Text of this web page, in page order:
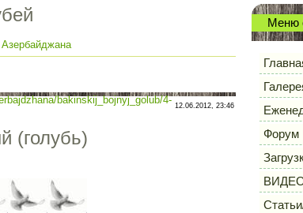
Азербайджана
bakinskij_bojnyj_golub/4- 12.06.2012, 23:46
(голубь)
Меню
Форум